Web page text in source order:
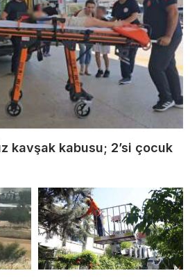
kavşak kabusu; 2’si çocuk